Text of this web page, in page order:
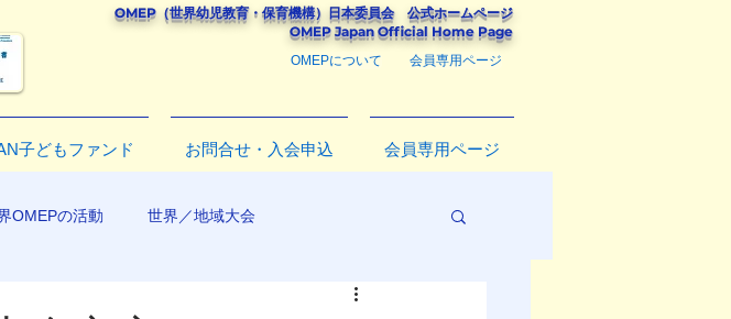
OMEP（世界幼児教育・保育機構） 日本委員会公式ホームページ
​OMEP Japan Official Home Page
OMEPについて 会員専用ページ
子どもファンド お問合せ・入会申込 会員専用ページ
OMEPの活動 世界／地域大会